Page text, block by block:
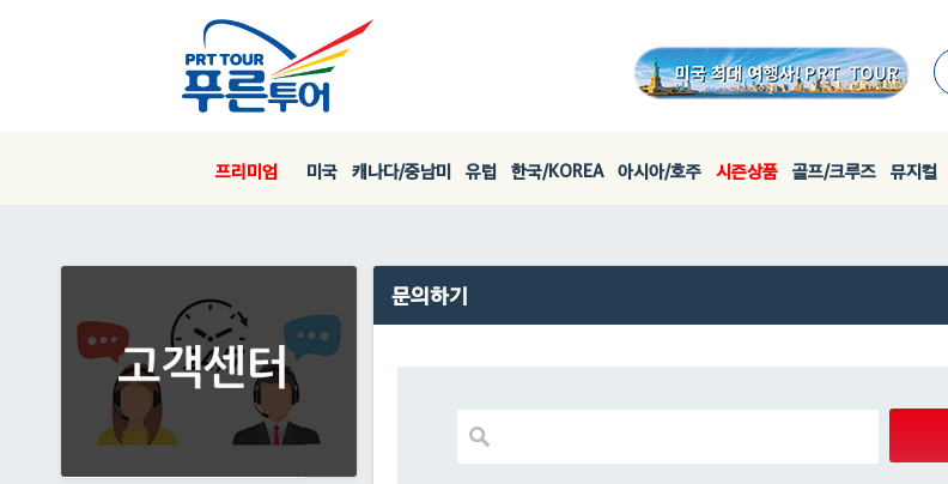
프리미엄 미국 캐나다/중남미 유럽 한국/KOREA 아시아/호주 시즌상품 골프/크루즈 뮤지컬
문의하기